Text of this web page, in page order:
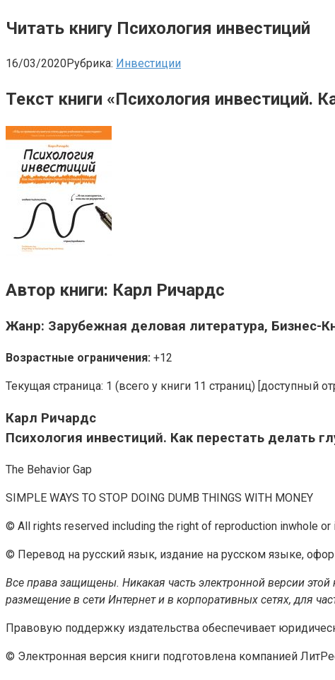
Читать книгу Психология инвестиций
16/03/2020Рубрика: Инвестиции
Текст книги «Психология инвестиций.
Автор книги: Карл Ричардс
Жанр: Зарубежная деловая литература, Бизнес-
Возрастные ограничения: +12
Текущая страница: 1 (всего у книги 11 страниц) [доступный
Карл Ричардс
Психология инвестиций. Как перестать делать
The Behavior Gap
SIMPLE WAYS TO STOP DOING DUMB THINGS WITH MONEY
© All rights reserved including the right of reproduction inwhole or
© Перевод на русский язык, издание на русском языке,
Все права защищены. Никакая часть электронной версии
размещение в сети Интернет и в корпоративных сетях, для
Правовую поддержку издательства обеспечивает
© Электронная версия книги подготовлена компанией